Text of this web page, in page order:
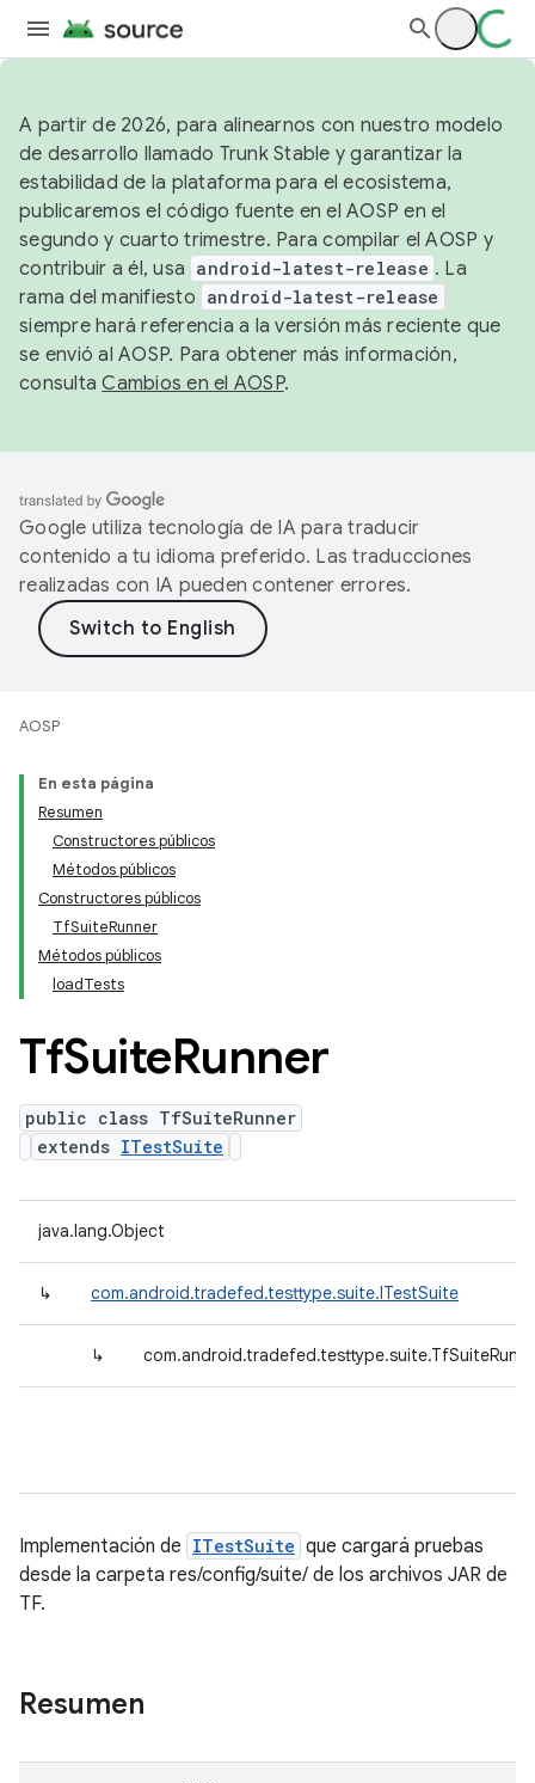
A partir de 2026, para alinearnos con nuestro modelo
de desarrollo llamado Trunk Stable y garantizar la
estabilidad de la plataforma para el ecosistema,
publicaremos el código fuente en el AOSP en el
segundo y cuarto trimestre. Para compilar el AOSP y
contribuir a él, usa android-latest-release . La
rama del manifiesto android-latest-release
siempre hará referencia a la versión más reciente que
se envió al AOSP. Para obtener más información,
consultaCambios en el AOSP.
Google utiliza tecnología de IA para traducir
contenido a tu idioma preferido. Las traducciones
realizadas con IA pueden contener errores.
AOSP
En esta página
Resumen
Constructores públicos
Métodos públicos
Constructores públicos
TfSuiteRunner
Métodos públicos
loadTests
TfSuiteRunner
public class TfSuiteRunner
extends ITestSuite
java.lang.Object
↳ com.android.tradefed.testtype.suite.ITestSuite
↳
Implementación de ITestSuite que cargará pruebas
desde la carpeta res/config/suite/ de los archivos JAR de
TF.
Resumen